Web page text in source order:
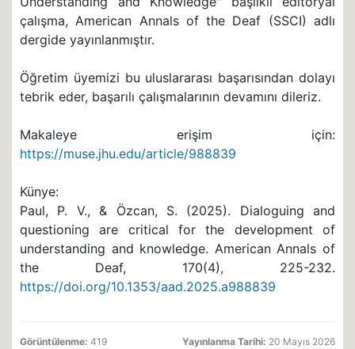
çalışma, American Annals of the Deaf (SSCI) adlı
dergide yayınlanmıştır.
Öğretim üyemizi bu uluslararası başarısından dolayı
tebrik eder, başarılı çalışmalarının devamını dileriz.
Makaleye erişim için:
https://muse.jhu.edu/article/988839
Künye:
Paul, P. V., & Özcan, S. (2025). Dialoguing and
questioning are critical for the development of
understanding and knowledge. American Annals of
the Deaf, 170(4), 225-232.
https://doi.org/10.1353/aad.2025.a988839
Görüntülenme: 419 Yayınlanma Tarihi: 20 Mayıs 2026